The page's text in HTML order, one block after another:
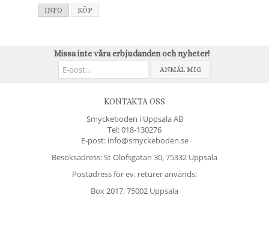
INFO KÖP
Missa inte våra erbjudanden och nyheter!
ANMÄL MIG
KONTAKTA OSS
Smyckeboden i Uppsala AB
Tel:018-130276
E-post: info@smyckeboden.se
Besöksadress: St Olofsgatan 30, 75332 Uppsala
Postadress för ev. returer används:
Box 2017, 75002 Uppsala